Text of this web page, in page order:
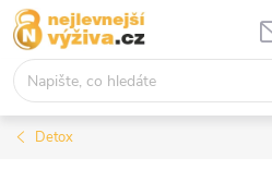
Přejít
na
obsah
Detox